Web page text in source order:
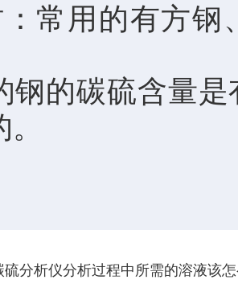
常用的有方钢
钢的碳硫含量
硫分析仪分析过程中所需的溶液该